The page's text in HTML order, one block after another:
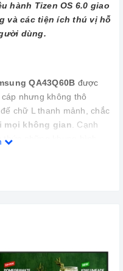
hành Tizen OS 6.0 giao
và các tiện ích thú vị hỗ
dùng.
QA43Q60B được
nhưng không thô
chữ L thanh mảnh, chắc
mọi không gian. Cạnh
những khung hình